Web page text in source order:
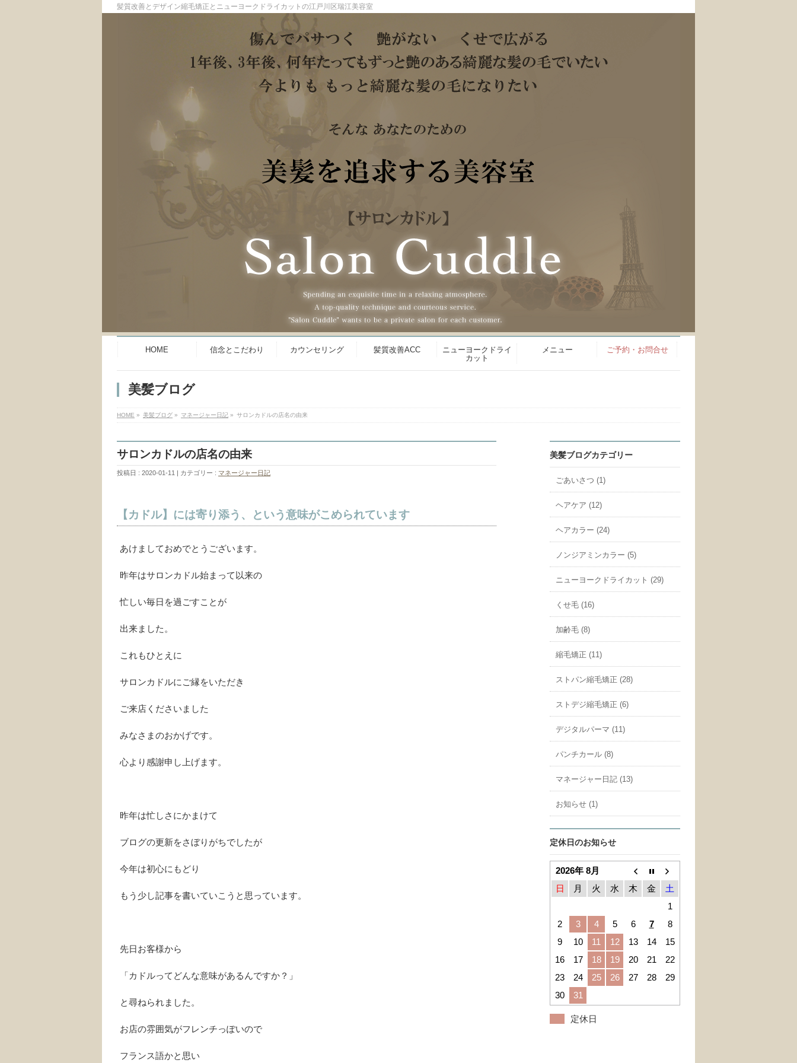
髪質改善とデザイン縮毛矯正とニューヨークドライカットの江戸川区瑞江美容室
HOME 信念とこだわり カウンセリング 髪質改善ACC
ニューヨークドライ
カット
メニュー ご予約・お問合せ
美髪ブログ
HOME » 美髪ブログ » マネージャー日記 » サロンカドルの店名の由来
サロンカドルの店名の由来
投稿日 : 2020-01-11 カテゴリー : マネージャー日記
【カドル】には寄り添う、という意味がこめられています
あけましておめでとうございます。
昨年はサロンカドル始まって以来の
忙しい毎日を過ごすことが
出来ました。
これもひとえに
サロンカドルにご縁をいただき
ご来店くださいました
みなさまのおかげです。
心より感謝申し上げます。
昨年は忙しさにかまけて
ブログの更新をさぼりがちでしたが
今年は初心にもどり
もう少し記事を書いていこうと思っています。
先日お客様から
「カドルってどんな意味があるんですか？」
と尋ねられました。
お店の雰囲気がフレンチっぽいので
フランス語かと思い
美髪ブログカテゴリー
ごあいさつ (1)
ヘアケア (12)
ヘアカラー (24)
ノンジアミンカラー (5)
ニューヨークドライカット (29)
くせ毛 (16)
加齢毛 (8)
縮毛矯正 (11)
ストパン縮毛矯正 (28)
ストデジ縮毛矯正 (6)
デジタルパーマ (11)
パンチカール (8)
マネージャー日記 (13)
お知らせ (1)
定休日のお知らせ
2026年 8月
日
月 火 水 木 金
土
1
2
3 4 5 6 7
8
9
10 11 12 13 14
15
16
17 18 19 20 21
22
23
24 25 26 27 28
29
30
31
定休日